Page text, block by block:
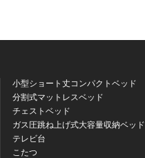
小型ショート丈コンパクトベッド
分割式マットレスベッド
チェストベッド
ガス圧跳ね上げ式大容量収納ベッド
テレビ台
こたつ